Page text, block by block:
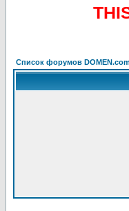
Список форумов